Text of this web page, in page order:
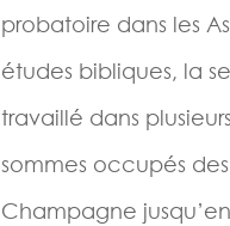
probatoire dans les
études bibliques, la
travaillé dans
sommes occupés
Champagne